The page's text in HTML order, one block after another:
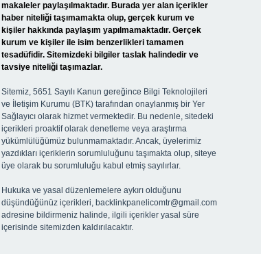
makaleler paylaşılmaktadır. Burada yer alan içerikler
haber niteliği taşımamakta olup, gerçek kurum ve
kişiler hakkında paylaşım yapılmamaktadır. Gerçek
kurum ve kişiler ile isim benzerlikleri tamamen
tesadüfidir. Sitemizdeki bilgiler taslak halindedir ve
tavsiye niteliği taşımazlar.
Sitemiz, 5651 Sayılı Kanun gereğince Bilgi Teknolojileri
ve İletişim Kurumu (BTK) tarafından onaylanmış bir Yer
Sağlayıcı olarak hizmet vermektedir. Bu nedenle, sitedeki
içerikleri proaktif olarak denetleme veya araştırma
yükümlülüğümüz bulunmamaktadır. Ancak, üyelerimiz
yazdıkları içeriklerin sorumluluğunu taşımakta olup, siteye
üye olarak bu sorumluluğu kabul etmiş sayılırlar.
Hukuka ve yasal düzenlemelere aykırı olduğunu
düşündüğünüz içerikleri, backlinkpanelicomtr@gmail.com
adresine bildirmeniz halinde, ilgili içerikler yasal süre
içerisinde sitemizden kaldırılacaktır.